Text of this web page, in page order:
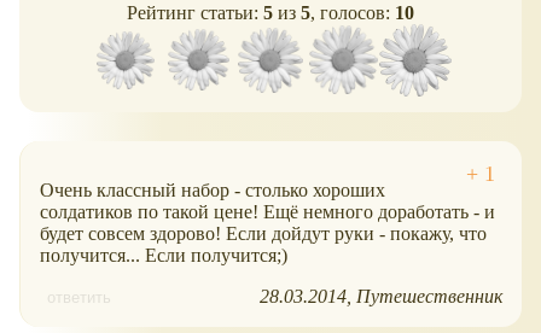
Рейтинг статьи: 5 из 5, голосов: 10
Очень классный набор - столько хороших
солдатиков по такой цене! Ещё немного доработать - и
будет совсем здорово! Если дойдут руки - покажу, что
получится... Если получится;)
ответить 28.03.2014 Путешественник